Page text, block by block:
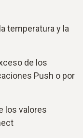
temperatura y la
de los
Push o por
los valores